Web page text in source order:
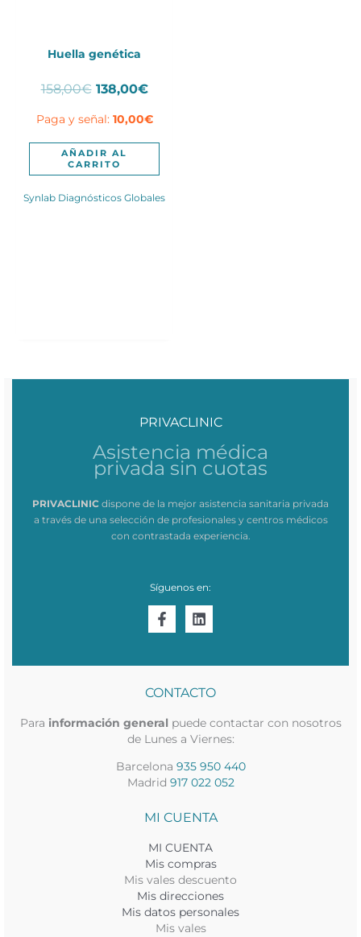
Huella genética
158,00€ El
original
era:
158,00€.
138,00€El
actual
es:
Paga y señal: 10,00€
AÑADIR AL
CARRITO
Synlab Diagnósticos Globales
PRIVACLINIC
Asistencia médica
privada sin cuotas
PRIVACLINIC dispone de la mejor asistencia sanitaria privada
a través de una selección de profesionales y centros médicos
con contrastada experiencia.
Síguenos en:
CONTACTO
Para información general puede contactar con nosotros
de Lunes a Viernes:
Barcelona 935 950 440
Madrid 917 022 052
MI CUENTA
MI CUENTA
Mis compras
Mis vales descuento
Mis direcciones
Mis datos personales
Mis vales